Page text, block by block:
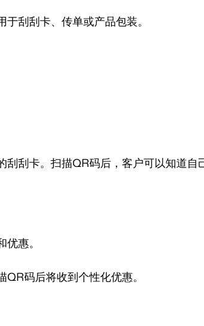
刮刮卡、传单或产品包装。
刮卡。扫描QR码后，客户可以知道自
惠。
码后将收到个性化优惠。